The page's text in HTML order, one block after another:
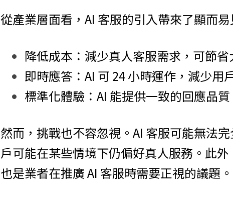
從產業層面看，AI 客服的引入帶來了顯而易
降低成本：減少真人客服需求，可節省
即時應答：AI 可 24 小時運作，減少用
標準化體驗：AI 能提供一致的回應品
然而，挑戰也不容忽視。AI 客服可能無法
戶可能在某些情境下仍偏好真人服務。此
也是業者在推廣 AI 客服時需要正視的議題。